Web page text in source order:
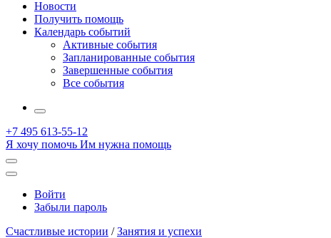
Новости
Получить помощь
Календарь событий
Активные события
Запланированные события
Завершенные события
Все события
More
+7 495 613-55-12
Я хочу помочь Им нужна помощь
Открыть
поиск
Профиль
Войти
Забыли пароль
Счастливые истории /Занятия и успехи